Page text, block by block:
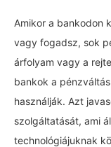
Amikor a bankodon
vagy fogadsz, sok
árfolyam vagy a
bankok a
használják. Azt
szolgáltatását, ami
technológiájuknak